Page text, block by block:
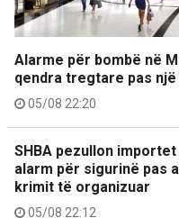
Alarme për bombë në
qendra tregtare pas
05/08 22:20
SHBA pezullon
alarm për sigurinë pas
krimit të organizuar
05/08 22:12